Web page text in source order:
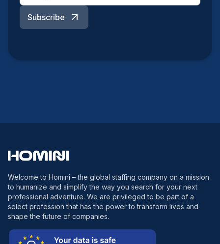
Subscribe
Welcome to Homini – the global staffing company on a mission
to humanize and simplify the way you search for your next
professional adventure. We are privileged to be part of a
select profession that has the power to transform lives and
shape the future of companies.